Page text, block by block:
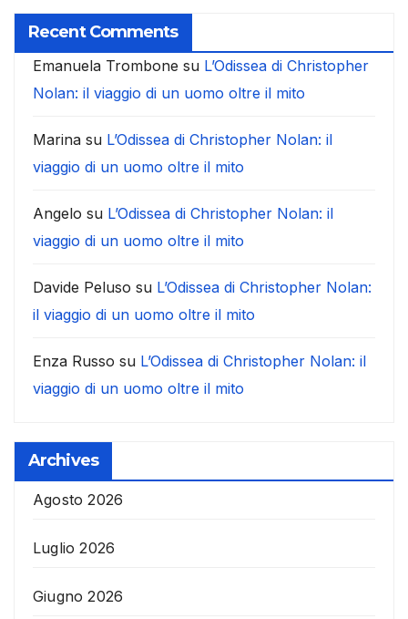
Recent Comments
Emanuela Trombone su L’Odissea di Christopher
Nolan: il viaggio di un uomo oltre il mito
Marina su L’Odissea di Christopher Nolan: il
viaggio di un uomo oltre il mito
Angelo su L’Odissea di Christopher Nolan: il
viaggio di un uomo oltre il mito
Davide Peluso su L’Odissea di Christopher Nolan:
il viaggio di un uomo oltre il mito
Enza Russo su L’Odissea di Christopher Nolan: il
viaggio di un uomo oltre il mito
Archives
Agosto 2026
Luglio 2026
Giugno 2026